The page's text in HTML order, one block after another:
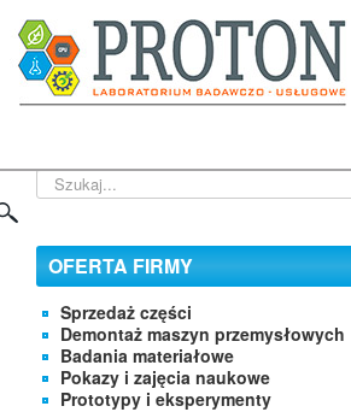
Kontakt
Szukaj...
OFERTA FIRMY
Sprzedaż części
Demontaż maszyn przemysłowych
Badania materiałowe
Pokazy i zajęcia naukowe
Prototypy i eksperymenty